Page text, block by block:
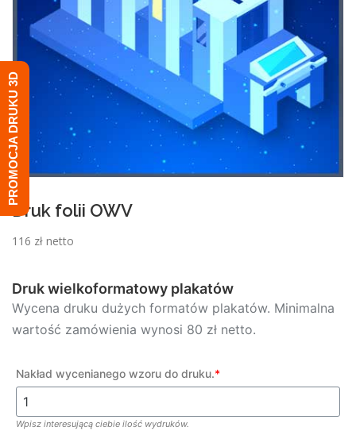
Druk folii OWV
116 zł netto
Druk wielkoformatowy plakatów
Wycena druku dużych formatów plakatów. Minimalna
wartość zamówienia wynosi 80 zł netto.
Nakład wycenianego wzoru do druku.*
Wpisz interesującą ciebie ilość wydruków.
PROMOCJA DRUKU 3D